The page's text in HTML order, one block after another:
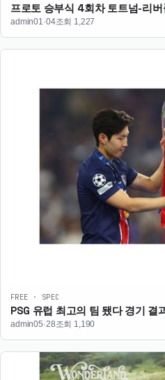
프로토 승부식 4회차 토트넘-리
admin01·04조회 1,227
FREE · SPEC
PSG 유럽 최고의 팀 됐다 경기 결
admin05·28조회 1,190